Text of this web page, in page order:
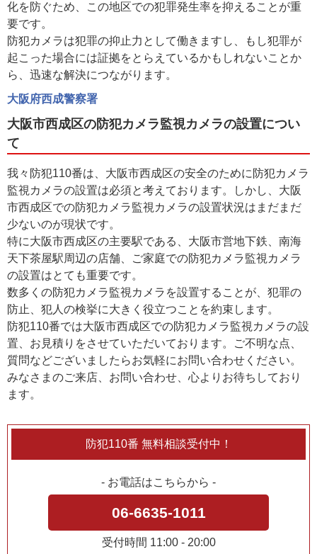
化を防ぐため、この地区での犯罪発生率を抑えることが重
要です。
防犯カメラは犯罪の抑止力として働きますし、もし犯罪が
起こった場合には証拠をとらえているかもしれないことか
ら、迅速な解決につながります。
大阪府西成警察署
大阪市西成区の防犯カメラ監視カメラの設置につい
て
我々防犯110番は、大阪市西成区の安全のために防犯カメラ
監視カメラの設置は必須と考えております。しかし、大阪
市西成区での防犯カメラ監視カメラの設置状況はまだまだ
少ないのが現状です。
特に大阪市西成区の主要駅である、大阪市営地下鉄、南海
天下茶屋駅周辺の店舗、ご家庭での防犯カメラ監視カメラ
の設置はとても重要です。
数多くの防犯カメラ監視カメラを設置することが、犯罪の
防止、犯人の検挙に大きく役立つことを約束します。
防犯110番では大阪市西成区での防犯カメラ監視カメラの設
置、お見積りをさせていただいております。ご不明な点、
質問などございましたらお気軽にお問い合わせください。
みなさまのご来店、お問い合わせ、心よりお待ちしており
ます。
防犯110番 無料相談受付中！
- お電話はこちらから -
06-6635-1011
受付時間 11:00 - 20:00